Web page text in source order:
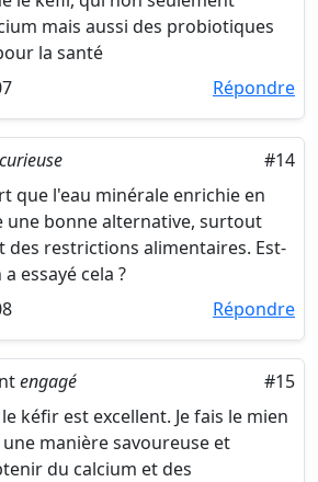
mais aussi des probiotiques
la santé
Répondre
curieuse
#14
que l'eau minérale enrichie en
une bonne alternative, surtout
des restrictions alimentaires. Est-
essayé cela ?
Répondre
engagé
#15
kéfir est excellent. Je fais le mien
manière savoureuse et
du calcium et des